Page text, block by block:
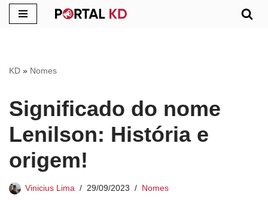
conteúdo
KD » Nomes
Significado do nome
Lenilson: História e
origem!
Vinicius Lima 29/09/2023 Nomes